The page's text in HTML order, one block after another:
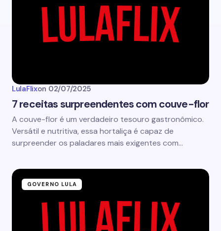
LulaFlixon 02/07/2025
7 receitas surpreendentes com couve-flor
A couve-flor é um verdadeiro tesouro gastronômico.
Versátil e nutritiva, essa hortaliça é capaz de
surpreender os paladares mais exigentes com…
GOVERNO LULA